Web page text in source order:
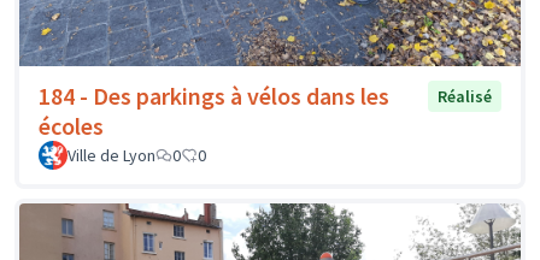
184 - Des parkings à vélos dans les
écoles
Réalisé
Ville de Lyon 0 0